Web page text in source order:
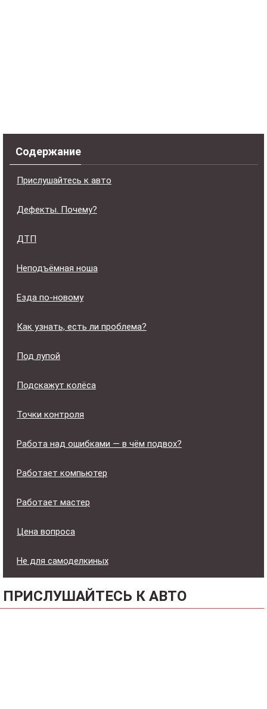
Содержание
Прислушайтесь к авто
Дефекты. Почему?
ДТП
Неподъёмная ноша
Езда по-новому
Как узнать, есть ли проблема?
Под лупой
Подскажут колёса
Точки контроля
Работа над ошибками — в чём подвох?
Работает компьютер
Работает мастер
Цена вопроса
Не для самоделкиных
ПРИСЛУШАЙТЕСЬ К АВТО